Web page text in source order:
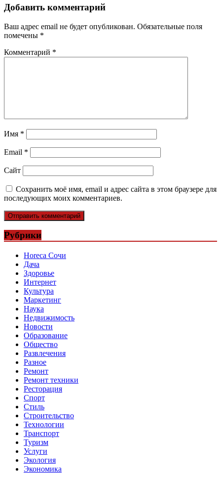
Добавить комментарий
Ваш адрес email не будет опубликован. Обязательные поля
помечены *
Комментарий *
Имя *
Email *
Сайт
Сохранить моё имя, email и адрес сайта в этом браузере для
последующих моих комментариев.
Рубрики
Horeca Сочи
Дача
Здоровье
Интернет
Культура
Маркетинг
Наука
Недвижимость
Новости
Образование
Общество
Развлечения
Разное
Ремонт
Ремонт техники
Ресторация
Спорт
Стиль
Строительство
Технологии
Транспорт
Туризм
Услуги
Экология
Экономика